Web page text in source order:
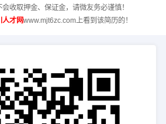
收取押金、保证金，请微友务必谨慎！
人才网www.mjt6zc.com上看到该简历的！